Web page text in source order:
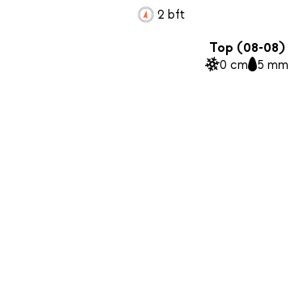
2 bft
Top (08-08)
0 cm
5 mm